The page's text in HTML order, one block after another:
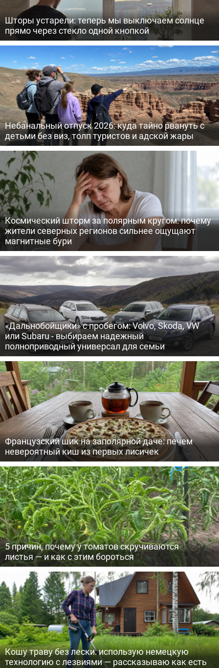
Шторы устарели: теперь мы выключаем солнце
прямо через стекло одной кнопкой
Небанальный отпуск 2026: куда тайно рвануть с
детьми без виз, толп туристов и адской жары
Космический шторм за полярным кругом: почему
жители северных регионов сильнее ощущают
магнитные бури
«Дальнобойщики» с пробегом: Volvo, Skoda, VW
или Subaru - выбираем надежный
полноприводный универсал для семьи
Французский шик на заполярной даче: печем
невероятный киш из первых лисичек
5 причин, почему у томатов скручиваются
листья — и как с этим бороться
Кошу траву без лески: использую немецкую
технологию с лезвиями — рассказываю как есть